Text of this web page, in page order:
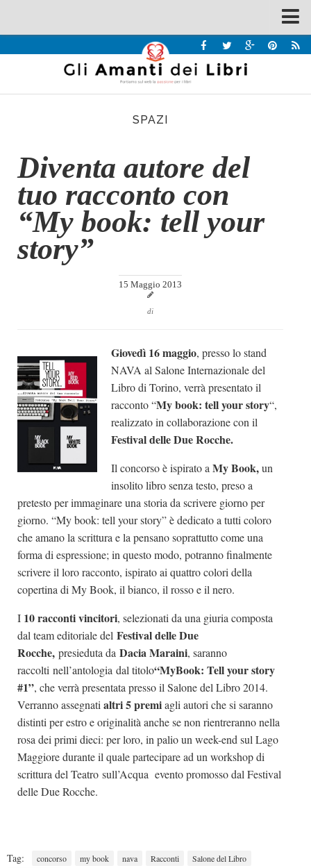
Recensioni
Interviste & Incontri
Chi siamo
Contatti
Eventi
Home
Archivio
Autori
Generi
Case editrici
Partnership
Giallo Stresa
Premio Chiara
Tabù Festival 2014
A Tutto Volume
Salone di Torino
Marketing
SPAZI
Diventa autore del
tuo racconto con
“My book: tell your
story”
15 Maggio 2013
di
Giovedì 16 maggio, presso lo stand
NAVA al Salone Internazionale del
Libro di Torino, verrà presentato il
racconto “My book: tell your story“,
realizzato in collaborazione con il
Festival delle Due Rocche.
Il concorso è ispirato a My Book,un
insolito libro senza testo, preso a
pretesto per immaginare una storia da scrivere giorno per
giorno. “My book: tell your story” è dedicato a tutti coloro
che amano la scrittura e la pensano soprattutto come una
forma di espressione; in questo modo, potranno finalmente
scrivere il loro racconto, ispirato ai quattro colori della
copertina di My Book, il bianco, il rosso e il nero.
I 10 racconti vincitori, selezionati da una giuria composta
dal team editoriale del Festival delle Due
Rocche, presieduta da Dacia Maraini, saranno
raccolti nell’antologia dal titolo“MyBook: Tell your story
#1”, che verrà presentata presso il Salone del Libro 2014.
Verranno assegnati altri 5 premiagli autori che si saranno
distinti per estro e originalità anche se non rientreranno nella
rosa dei primi dieci: per loro, in palio un week-end sul Lago
Maggiore durante il quale partecipare ad un workshop di
scrittura del Teatro sull’Acqua evento promosso dal Festival
delle Due Rocche.
Tag: concorso my book nava Racconti
Salone del Libro